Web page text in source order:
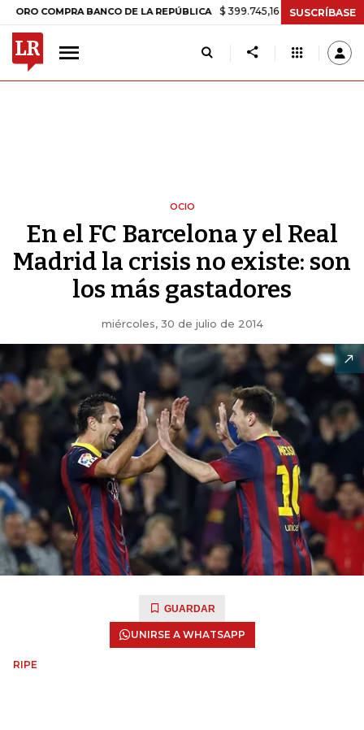
BANCO DE LA REPÚBLICA $ 399.745,16 +$ 2.295,71 +0,58%
SUSCRÍBASE
OCIO
En el FC Barcelona y el Real
Madrid la crisis no existe: son
los más gastadores
miércoles, 30 de julio de 2014
GUARDAR
UNIRSE A WHATSAPP
RIPE